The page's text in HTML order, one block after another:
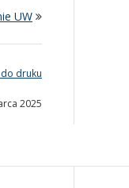
UW
druku
2025